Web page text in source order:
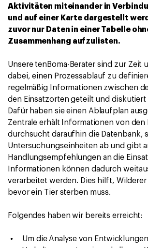
Aktivitäten miteinander in
und auf einer Karte dargestellt
zuvor nur Daten in einer Tabelle
Zusammenhang aufzulisten.
Unsere tenBoma-Berater sind zur Zeit
dabei, einen Prozessablauf zu
regelmäßig Informationen zwischen
den Einsatzorten geteilt und
Dafür haben sie einen Ablaufplan
Zentrale erhält Informationen von den
durchsucht daraufhin die Datenbank,
Untersuchungseinheiten ab und gibt
Handlungsempfehlungen an die
Informationen können dadurch
verarbeitet werden. Dies hilft,
bevor ein Tier sterben muss.
Folgendes haben wir bereits erreicht:
Um die Analyse von